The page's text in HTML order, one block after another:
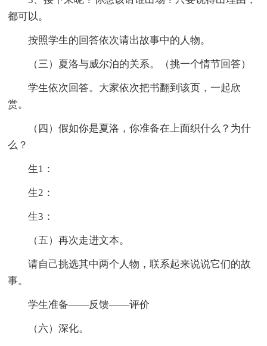
都可以。
按照学生的回答依次请出故事中的人物。
（三）夏洛与威尔泊的关系。（挑一个情节回答）
学生依次回答。大家依次把书翻到该页，一起欣
赏。
（四）假如你是夏洛，你准备在上面织什么？为什
么？
生1：
生2：
生3：
（五）再次走进文本。
请自己挑选其中两个人物，联系起来说说它们的故
事。
学生准备——反馈——评价
（六）深化。